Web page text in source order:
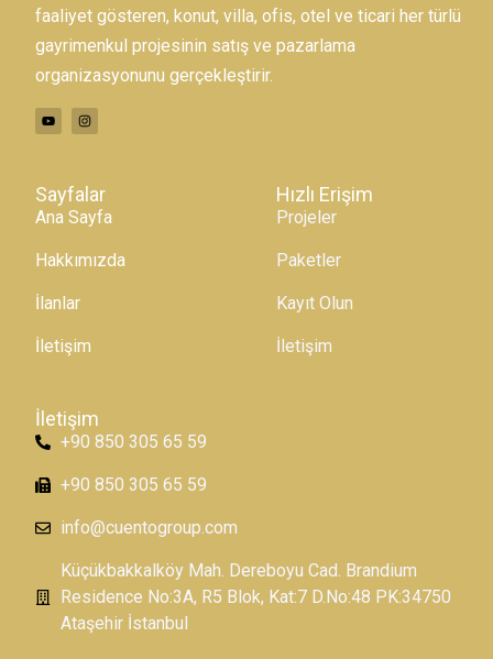
faaliyet gösteren, konut, villa, ofis, otel ve ticari her türlü
gayrimenkul projesinin satış ve pazarlama
organizasyonunu gerçekleştirir.
Sayfalar
Ana Sayfa
Hakkımızda
İlanlar
İletişim
Hızlı Erişim
Projeler
Paketler
Kayıt Olun
İletişim
İletişim
+90 850 305 65 59
+90 850 305 65 59
info@cuentogroup.com
Küçükbakkalköy Mah. Dereboyu Cad. Brandium
Residence No:3A, R5 Blok, Kat:7 D.No:48 PK:34750
Ataşehir İstanbul